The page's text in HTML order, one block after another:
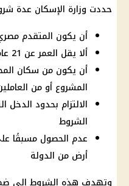
حددت وزارة الإسكان عدة
أن يكون المتقدم
ألا يقل العمر عن 21 عامًا
أن يكون من سكان
المشروع أو من
الالتزام بحدود
الشروط
عدم الحصول مسبقًا
أرض من الدولة
وتهدف هذه الشروط إلى